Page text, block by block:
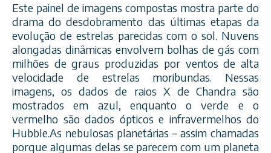
Este painel de imagens compostas mostra parte do
drama do desdobramento das últimas etapas da
evolução de estrelas parecidas com o sol. Nuvens
alongadas dinâmicas envolvem bolhas de gás com
milhões de graus produzidas por ventos de alta
velocidade de estrelas moribundas. Nessas
imagens, os dados de raios X de Chandra são
mostrados em azul, enquanto o verde e o
vermelho são dados ópticos e infravermelhos do
Hubble.As nebulosas planetárias – assim chamadas
porque algumas delas se parecem com um planeta